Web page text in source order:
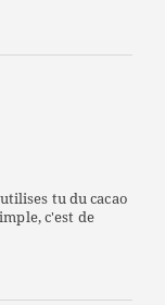
tu du cacao
c'est de